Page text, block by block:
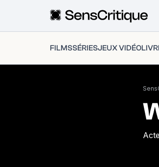
FILMSSÉRIESJEUX VIDÉO